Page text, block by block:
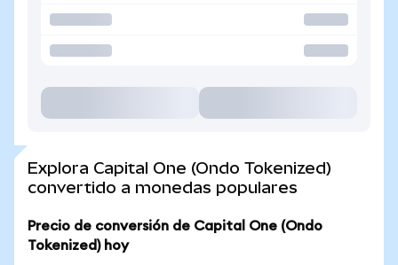
Explora Capital One (Ondo Tokenized)
convertido a monedas populares
Precio de conversión de Capital One (Ondo
Tokenized) hoy